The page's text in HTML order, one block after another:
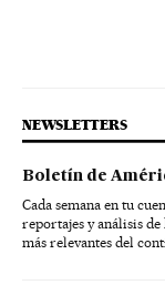
NEWSLETTERS
Boletín de
Cada semana en tu
reportajes y análisis
más relevantes del